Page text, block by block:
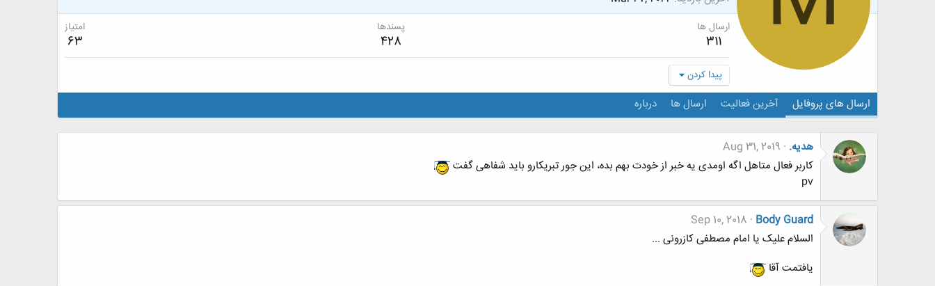
ارسال ها
311
پسندها
428
امتیاز
63
پیدا کردن
ارسال های پروفایل آخرین فعالیت ارسال ها درباره
هدیه. Aug 31, 2019
کاربر فعال متاهل اگه اومدی یه خبر از خودت بهم بده، این جور تبریکارو باید شفاهی گفت
pv
Body Guard
Sep 10, 2018
السلام علیک یا امام مصطفی کازرونی ...
یافتمت آقا